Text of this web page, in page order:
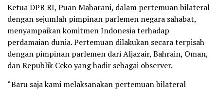
Ketua DPR RI, Puan Maharani, dalam pertemuan bilateral
dengan sejumlah pimpinan parlemen negara sahabat,
menyampaikan komitmen Indonesia terhadap
perdamaian dunia. Pertemuan dilakukan secara terpisah
dengan pimpinan parlemen dari Aljazair, Bahrain, Oman,
dan Republik Ceko yang hadir sebagai observer.
“Baru saja kami melaksanakan pertemuan bilateral